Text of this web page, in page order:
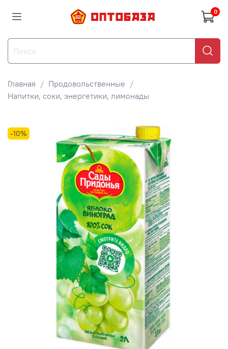
0
Главная
Продовольственные
Напитки, соки, энергетики, лимонады
-10%